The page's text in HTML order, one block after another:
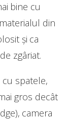
bine cu
din
și ca
zgâriat.
spatele,
gros decât
camera